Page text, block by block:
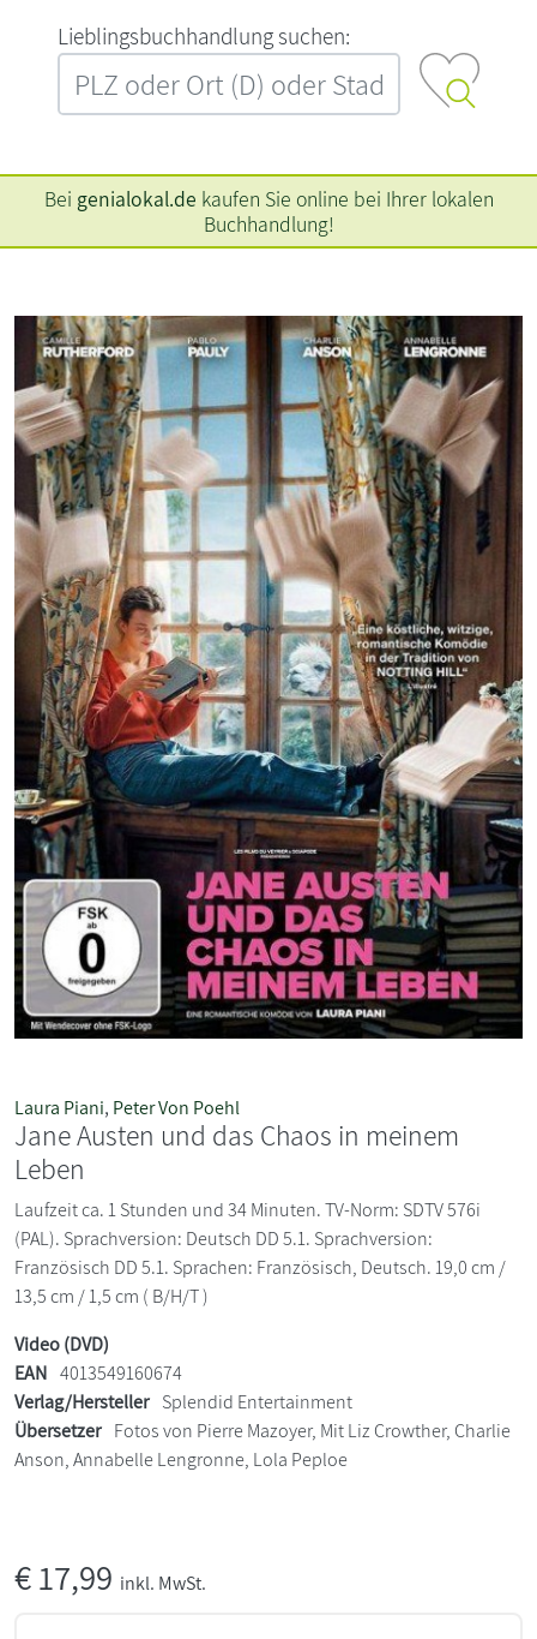
L‍i‍e‍b‍l‍i‍n‍g‍s‍b‍u‍c‍h‍h‍a‍n‍d‍l‍u‍n‍g‍ ‍s‍u‍c‍h‍e‍n‍:‍
Bei genialokal.de kaufen Sie online bei Ihrer lokalen
Buchhandlung!
Laura Piani, Peter Von Poehl
Jane Austen und das Chaos in meinem
Leben
Laufzeit ca. 1 Stunden und 34 Minuten. TV-Norm: SDTV 576i
(PAL). Sprachversion: Deutsch DD 5.1. Sprachversion:
Französisch DD 5.1. Sprachen: Französisch, Deutsch. 19,0 cm /
13,5 cm / 1,5 cm ( B/H/T )
Video (DVD)
EAN 4013549160674
Verlag/Hersteller Splendid Entertainment
Übersetzer Fotos von Pierre Mazoyer, Mit Liz Crowther, Charlie
Anson, Annabelle Lengronne, Lola Peploe
€17,99 inkl. MwSt.